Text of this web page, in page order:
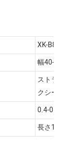
XK-B865
幅40-
ストラ
クシー
0.4-
長さ